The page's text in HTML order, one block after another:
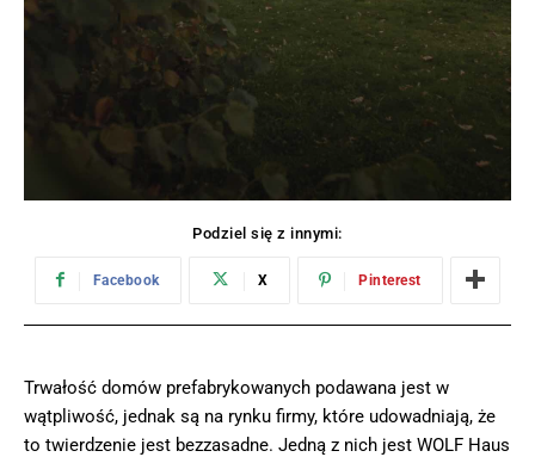
Podziel się z innymi:
Facebook X Pinterest
Trwałość domów prefabrykowanych podawana jest w
wątpliwość, jednak są na rynku firmy, które udowadniają, że
to twierdzenie jest bezzasadne. Jedną z nich jest WOLF Haus